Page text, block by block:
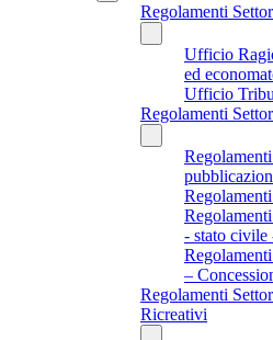
Regolamenti
Ufficio
ed
Ufficio
Regolamenti
- stato civile
–
Regolamenti
Ricreativi